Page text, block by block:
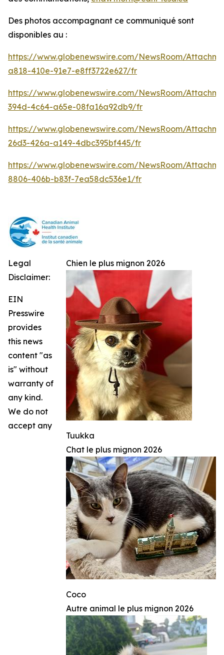
Des photos accompagnant ce communiqué sont
disponibles au :
https://www.globenewswire.com/NewsRoom/
a818-410e-91e7-e8ff3722e627/fr
https://www.globenewswire.com/NewsRoom/
394d-4c64-a65e-08fa16a92db9/fr
https://www.globenewswire.com/NewsRoom/
26d3-426a-a149-4dbc395bf445/fr
https://www.globenewswire.com/NewsRoom/
8806-406b-b83f-7ea58dc536e1/fr
Chien le plus mignon 2026
Tuukka
Chat le plus mignon 2026
Coco
Autre animal le plus mignon 2026
Legal
Disclaimer:
EIN
Presswire
provides
this news
content "as
is" without
warranty of
any kind.
We do not
accept any